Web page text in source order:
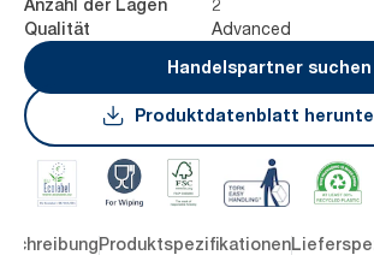
Anzahl der Lagen 2
Qualität
Advanced
Handelspartner suchen
Produktdatenblatt
Produktspezifikationen